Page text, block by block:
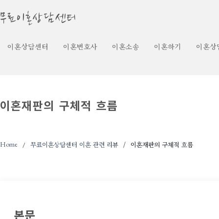
무료이혼상담센터
이혼상담센터 이혼변호사 이혼소송 이혼하기 이혼상
이혼재판의 구체적 흐름
Home 무료이혼상담센터 이혼 관련 리뷰 이혼재판의 구체적 흐름
본문